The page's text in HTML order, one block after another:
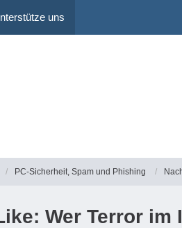
uns
PC-Sicherheit, Spam und Phishing
Wer Terror